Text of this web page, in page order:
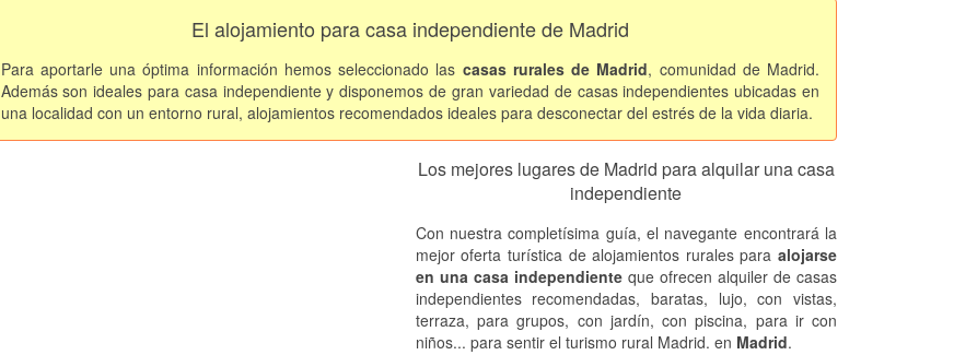
El alojamiento para casa independiente de Madrid
Para aportarle una óptima información hemos seleccionado las casas rurales de Madrid, comunidad de Madrid.
Además son ideales para casa independiente y disponemos de gran variedad de casas independientes ubicadas en
una localidad con un entorno rural, alojamientos recomendados ideales para desconectar del estrés de la vida diaria.
Los mejores lugares de Madrid para alquilar una casa
independiente
Con nuestra completísima guía, el navegante encontrará la
mejor oferta turística de alojamientos rurales para alojarse
en una casa independienteque ofrecen alquiler de casas
independientes recomendadas, baratas, lujo, con vistas,
terraza, para grupos, con jardín, con piscina, para ir con
niños... para sentir el turismo rural Madrid. en Madrid.